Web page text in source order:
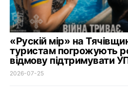
«Рускій мір» на
туристам погрожують
відмову підтримувати
2026-07-25